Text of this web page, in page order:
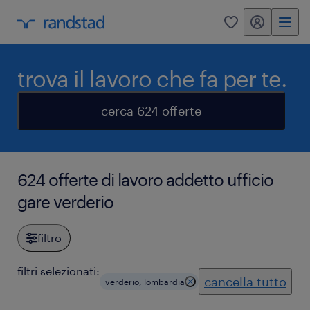
0 my randstad
trova il lavoro che fa per te.
cerca 624 offerte
624 offerte di lavoro addetto ufficio
gare verderio
filtro
filtri selezionati:
verderio, lombardia cancella tutto